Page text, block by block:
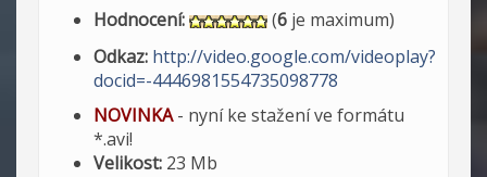
Hodnocení:
(6 je maximum)
Odkaz: http://video.google.com/videoplay?
docid=-4446981554735098778
NOVINKA- nyní ke stažení ve formátu
*.avi!
Velikost: 23 Mb